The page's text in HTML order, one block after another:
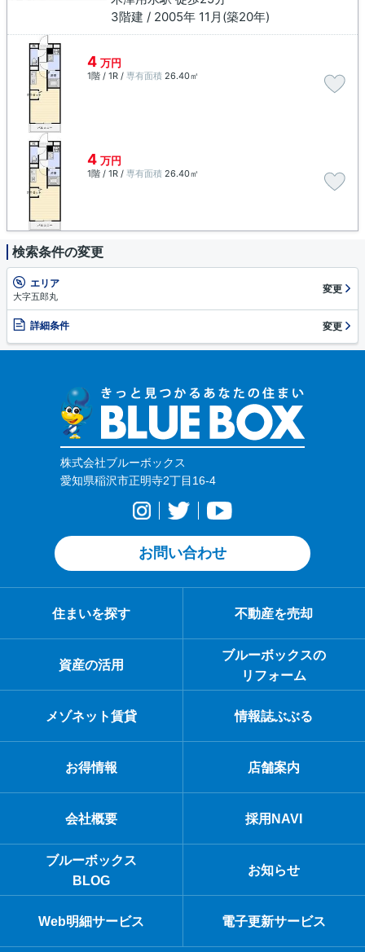
3階建 / 2005年 11月(築20年)
4 万円
1階 / 1R / 専有面積 26.40㎡
4 万円
1階 / 1R / 専有面積 26.40㎡
検索条件の変更
エリア
大字五郎丸
変更
詳細条件 変更
株式会社ブルーボックス
愛知県稲沢市正明寺2丁目16-4
お問い合わせ
住まいを探す 不動産を売却
資産の活用
ブルーボックスの
リフォーム
メゾネット賃貸 情報誌ぶぶる
お得情報 店舗案内
会社概要 採用NAVI
ブルーボックス
BLOG
お知らせ
Web明細サービス 電子更新サービス